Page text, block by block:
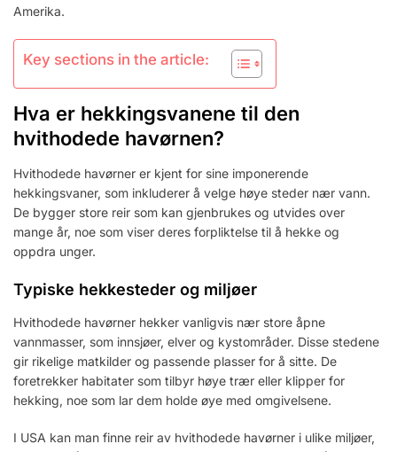
Amerika.
Key sections in the article:
Hva er hekkingsvanene til den
hvithodede havørnen?
Hvithodede havørner er kjent for sine imponerende
hekkingsvaner, som inkluderer å velge høye steder nær vann.
De bygger store reir som kan gjenbrukes og utvides over
mange år, noe som viser deres forpliktelse til å hekke og
oppdra unger.
Typiske hekkesteder og miljøer
Hvithodede havørner hekker vanligvis nær store åpne
vannmasser, som innsjøer, elver og kystområder. Disse stedene
gir rikelige matkilder og passende plasser for å sitte. De
foretrekker habitater som tilbyr høye trær eller klipper for
hekking, noe som lar dem holde øye med omgivelsene.
I USA kan man finne reir av hvithodede havørner i ulike miljøer,